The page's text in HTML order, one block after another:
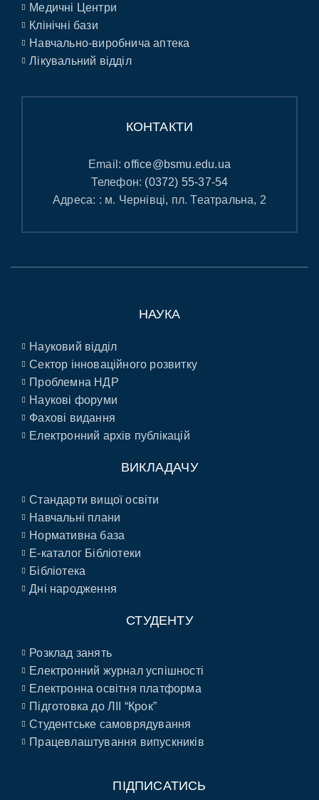
Медичні Центри
Клінічні бази
Навчально-виробнича аптека
Лікувальний відділ
КОНТАКТИ
Email:office@bsmu.edu.ua
Телефон: (0372) 55-37-54
Адреса: : м. Чернівці, пл. Театральна, 2
НАУКА
Науковий відділ
Сектор інноваційного розвитку
Проблемна НДР
Наукові форуми
Фахові видання
Електронний архів публікацій
ВИКЛАДАЧУ
Стандарти вищої освіти
Навчальні плани
Нормативна база
E-каталог Бібліотеки
Бібліотека
Дні народження
СТУДЕНТУ
Розклад занять
Електронний журнал успішності
Електронна освітня платформа
Підготовка до ЛІІ “Крок”
Студентське самоврядування
Працевлаштування випускників
ПІДПИСАТИСЬ